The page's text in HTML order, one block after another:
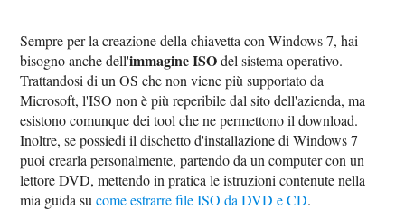
Sempre per la creazione della chiavetta con Windows 7, hai
bisogno anche dell'immagine ISOdel sistema operativo.
Trattandosi di un OS che non viene più supportato da
Microsoft, l'ISO non è più reperibile dal sito dell'azienda, ma
esistono comunque dei tool che ne permettono il download.
Inoltre, se possiedi il dischetto d'installazione di Windows 7
puoi crearla personalmente, partendo da un computer con un
lettore DVD, mettendo in pratica le istruzioni contenute nella
mia guida sucome estrarre file ISO da DVD e CD.